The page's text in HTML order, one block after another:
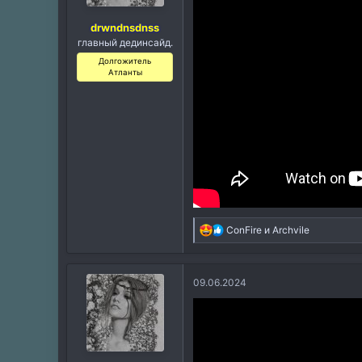
drwndnsdnss
главный дединсайд.
Долгожитель
Атланты
Р
е
ц
и
ConFire и Archvile
09.06.2024